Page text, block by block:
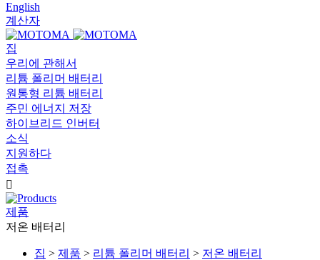
English
계산자
집
우리에 관해서
리튬 폴리머 배터리
원통형 리튬 배터리
주민 에너지 저장
하이브리드 인버터
소식
지원하다
접촉

제품
저온 배터리
집 > 제품 > 리튬 폴리머 배터리 > 저온 배터리